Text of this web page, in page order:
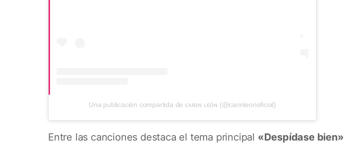
Una publicación compartida de ᴄᴀʀɪɴ ʟᴇóɴ (@carinleonoficial)
Entre las canciones destaca el tema principal «Despídase bien»